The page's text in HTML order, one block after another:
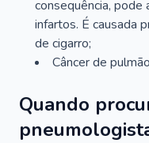
consequência, pode
infartos. É causada
de cigarro;
Câncer de
Quando